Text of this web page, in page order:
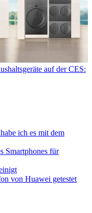
auf der CES:
ich es mit dem
Smartphones für
von Huawei getestet